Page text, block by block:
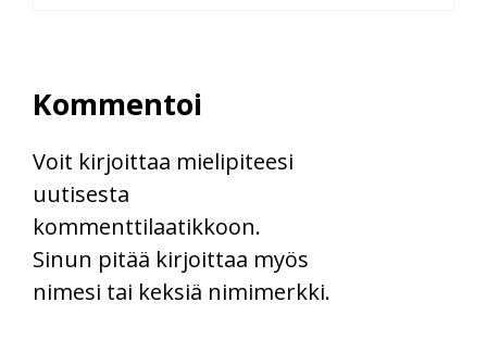
Kommentoi
Voit kirjoittaa mielipiteesi
uutisesta
kommenttilaatikkoon.
Sinun pitää kirjoittaa myös
nimesi tai keksiä nimimerkki.